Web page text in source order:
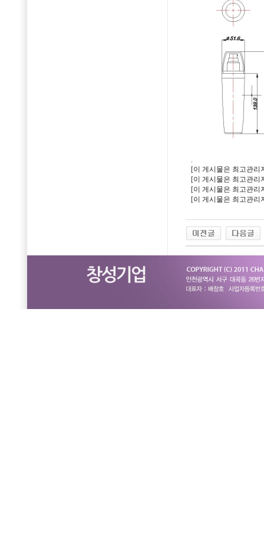
.
[이 게시물은 최고관리
[이 게시물은 최고관리
[이 게시물은 최고관리
[이 게시물은 최고관리